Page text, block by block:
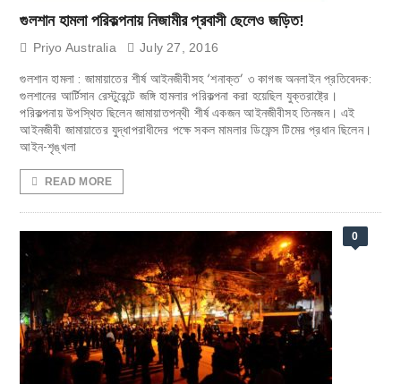
গুলশান হামলা পরিকল্পনায় নিজামীর প্রবাসী ছেলেও জড়িত!
Priyo Australia July 27, 2016
গুলশান হামলা : জামায়াতের শীর্ষ আইনজীবীসহ ‘শনাক্ত’ ৩ কাগজ অনলাইন প্রতিবেদক:
গুলশানের আর্টিসান রেস্টুরেন্টে জঙ্গি হামলার পরিকল্পনা করা হয়েছিল যুক্তরাষ্ট্রে।
পরিকল্পনায় উপস্থিত ছিলেন জামায়াতপন্থী শীর্ষ একজন আইনজীবীসহ তিনজন। এই
আইনজীবী জামায়াতের যুদ্ধাপরাধীদের পক্ষে সকল মামলার ডিফেন্স টিমের প্রধান ছিলেন।
আইন-শৃঙ্খলা
READ MORE
0